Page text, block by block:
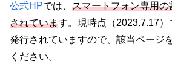
公式HPでは、 スマートフォン専用
されています。現時点（2023.7.17
発行されていますので、該当ページ
ください。